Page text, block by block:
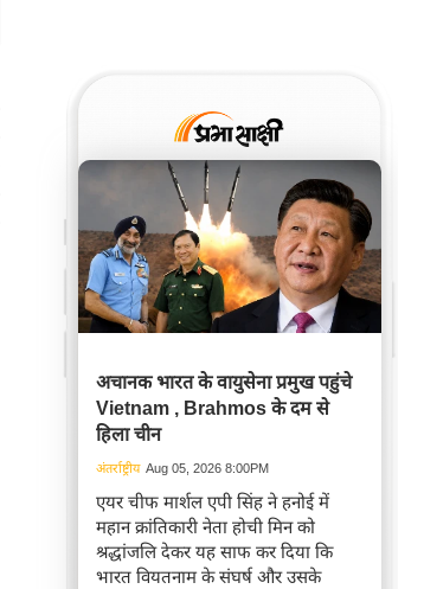
अचानक भारत के वायुसेना प्रमुख पहुंचे
Vietnam , Brahmos के दम से
हिला चीन
अंतर्राष्ट्रीय Aug 05, 2026 8:00PM
एयर चीफ मार्शल एपी सिंह ने हनोई में
महान क्रांतिकारी नेता होची मिन को
श्रद्धांजलि देकर यह साफ कर दिया कि
भारत वियतनाम के संघर्ष और उसके